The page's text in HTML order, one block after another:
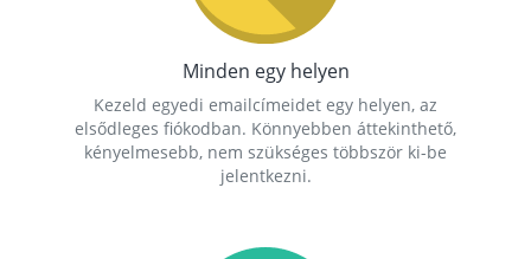
Minden egy helyen
Kezeld egyedi emailcímeidet egy helyen, az
elsődleges fiókodban. Könnyebben áttekinthető,
kényelmesebb, nem szükséges többször ki-be
jelentkezni.